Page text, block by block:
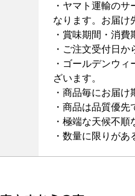
・ヤマト運輸の
なります。お届け
・賞味期間・消
・ご注文受付日か
・ゴールデンウ
ざいます。
・商品毎にお届
・商品は品質優
・極端な天候不
・数量に限りが